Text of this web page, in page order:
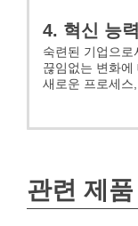
4. 혁신 능력
숙련된 기업으로
끊임없는 변화에
새로운 프로세스
관련 제품